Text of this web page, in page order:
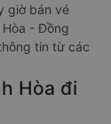
giờ bán vé
- Đồng
tin từ các
Hòa đi